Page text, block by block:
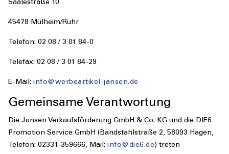
Saalestraße 10
45478 Mülheim/Ruhr
Telefon: 02 08 / 3 01 84-0
Telefax: 02 08 / 3 01 84-29
E-Mail: info@werbeartikel-jansen.de
Gemeinsame Verantwortung
Die Jansen Verkaufsförderung GmbH & Co. KG und die DIE6
Promotion Service GmbH (Bandstahlstraße 2, 58093 Hagen,
Telefon: 02331-359666, Mail: info@die6.de) treten